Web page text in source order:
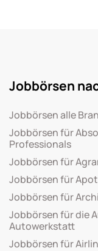
Jobbörsen
Jobbörsen alle
Jobbörsen für
Professionals
Jobbörsen für
Jobbörsen für
Jobbörsen für
Jobbörsen für die
Autowerkstatt
Jobbörsen für